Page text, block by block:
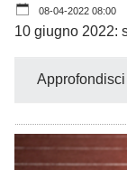
08-04-2022 08:00
10 giugno 2022:
Approfondisci